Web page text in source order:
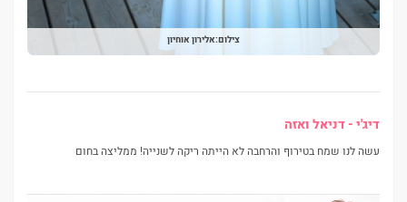
צילום:אלירון אוחיון
דיג'י - דניאל ואזה
עשה לנו שמח בטירוף והרחבה לא הייתה ריקה לשנייה! ממליצה בחום